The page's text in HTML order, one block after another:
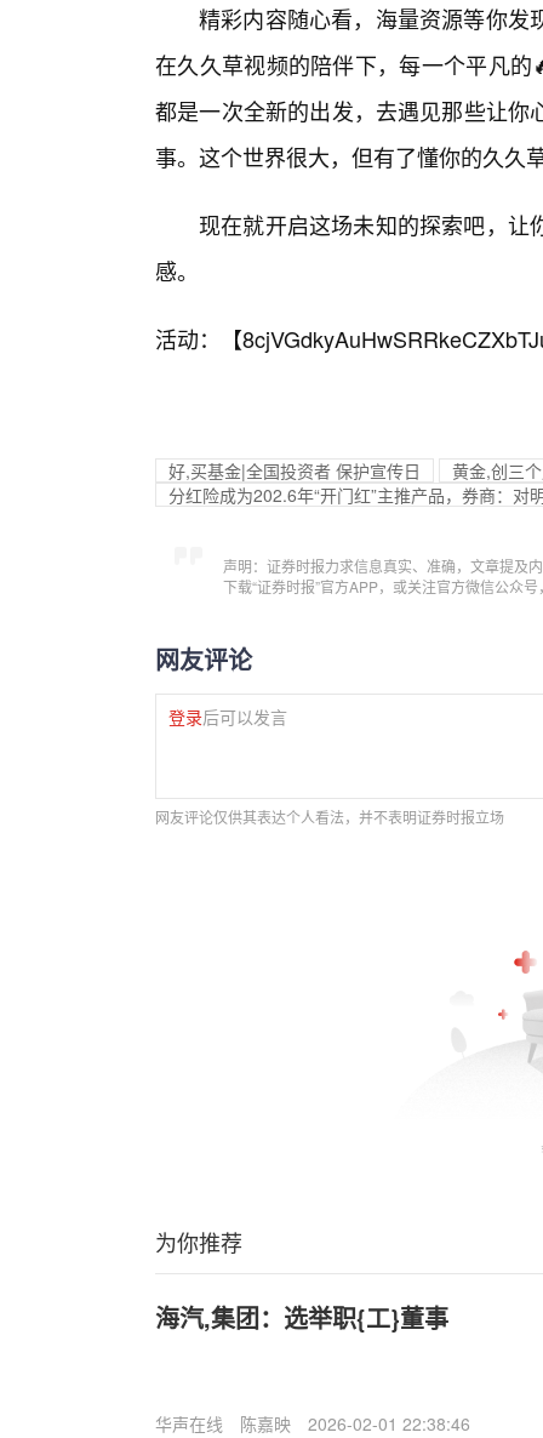
精彩内容随心看，海量资源等你
在久久草视频的陪伴下，每一个平凡
都是一次全新的出发，去遇见那些让
事。这个世界很大，但有了懂你的久久
现在就开启这场未知的探索吧，让
感。
活动：【
好,买基金|全国投资者 保护宣传日
黄金,创三
分红险成为202.6年“开门红”主推产品，券商：对
声明：证券时报力求信息真实、准确，文章提及
下载“证券时报”官方APP，或关注官方微信公众
网友评论
登录后可以发言
网友评论仅供其表达个人看法，并不表明证券时报立场
为你推荐
海汽,集团：选举职{工}董事
华声在线 陈嘉映 2026-02-01 22:38:46